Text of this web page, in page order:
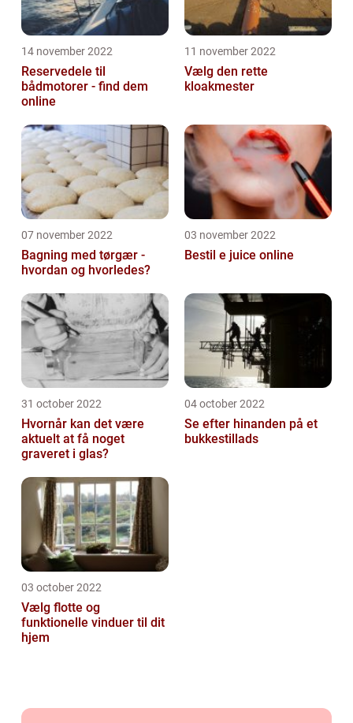
14 november 2022
Reservedele til
bådmotorer - find dem
online
11 november 2022
Vælg den rette
kloakmester
07 november 2022
Bagning med tørgær -
hvordan og hvorledes?
03 november 2022
Bestil e juice online
31 october 2022
Hvornår kan det være
aktuelt at få noget
graveret i glas?
04 october 2022
Se efter hinanden på et
bukkestillads
03 october 2022
Vælg flotte og
funktionelle vinduer til dit
hjem